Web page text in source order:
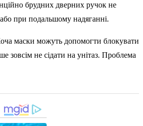
брудних дверних ручок не
або при подальшому надяганні.
маски можуть допомогти блокувати
зовсім не сідати на унітаз. Проблема